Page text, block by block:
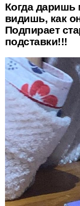
Когда
видишь, как
Подпирает
подставки!!!